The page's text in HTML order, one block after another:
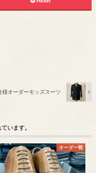
様オーダーモッズスーツ
います。
オーダー靴